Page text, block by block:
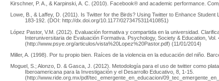
Kirschner, P. A., & Karpinski, A. C. (2010). Facebook® and academic performance.
Lowe, B., & Laffey, D. (2011). Is Twitter for the Birds? Using Twitter to Enhance
183-192. (DOI: http://dx.doi.org/10.1177/0273475311410851)
López Pastor, V.M. (2012). Evaluación formativa y compartida en la universidad.
Interuniversitaria de Evaluación Formativa. Psychology, Society & Education, Vol.
(http://www.psye.org/articulos/vista%20Lopez%20Pastor.pdf) (11/01/2014)
Miller, A. (1998). Por tu propio bien. Raíces de la violencia en la educación del niño.
Moguel, S.; Alonzo, D. & Gasca, J. (2012). Metodología para el uso de twitter como
Iberoamericana para la Investigación y el Desarrollo Educativo, 8, 1-15.
(http://www.ride.org.mx/pdf/tec_emergente_en_educacion/